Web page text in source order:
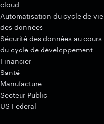
cloud
Automatisation du cycle de vie
des données
Sécurité des données au cours
du cycle de développement
Financier
Santé
Manufacture
Secteur Public
US Federal